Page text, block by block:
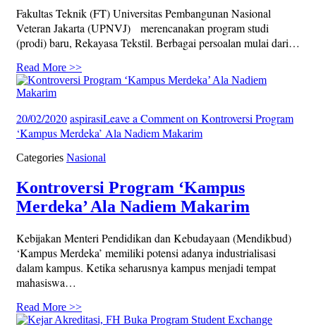
Fakultas Teknik (FT) Universitas Pembangunan Nasional
Veteran Jakarta (UPNVJ) merencanakan program studi
(prodi) baru, Rekayasa Tekstil. Berbagai persoalan mulai dari…
Read More >>
20/02/2020aspirasiLeave a Commenton Kontroversi Program
‘Kampus Merdeka’ Ala Nadiem Makarim
Categories Nasional
Kontroversi Program ‘Kampus
Merdeka’ Ala Nadiem Makarim
Kebijakan Menteri Pendidikan dan Kebudayaan (Mendikbud)
‘Kampus Merdeka’ memiliki potensi adanya industrialisasi
dalam kampus. Ketika seharusnya kampus menjadi tempat
mahasiswa…
Read More >>